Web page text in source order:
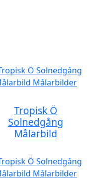
Tropisk Ö
Solnedgång
Målarbild